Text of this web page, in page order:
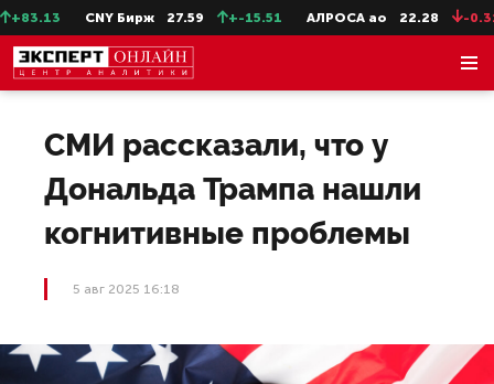
CNY Бирж 27.59 +-15.51 АЛРОСА ао 22.28 -0.31
СМИ рассказали, что у
Дональда Трампа нашли
когнитивные проблемы
5 авг 2025 16:18